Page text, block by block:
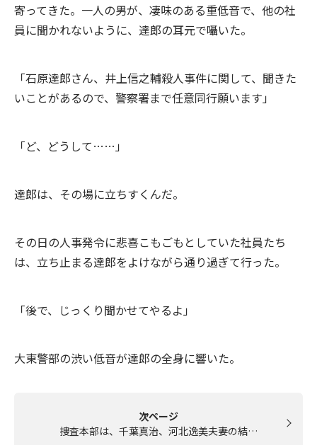
寄ってきた。一人の男が、凄味のある重低音で、他の社
員に聞かれないように、達郎の耳元で囁いた。
「石原達郎さん、井上信之輔殺人事件に関して、聞きた
いことがあるので、警察署まで任意同行願います」
「ど、どうして……」
達郎は、その場に立ちすくんだ。
その日の人事発令に悲喜こもごもとしていた社員たち
は、立ち止まる達郎をよけながら通り過ぎて行った。
「後で、じっくり聞かせてやるよ」
大東警部の渋い低音が達郎の全身に響いた。
次ページ
捜査本部は、千葉真治、河北逸美夫妻の結…